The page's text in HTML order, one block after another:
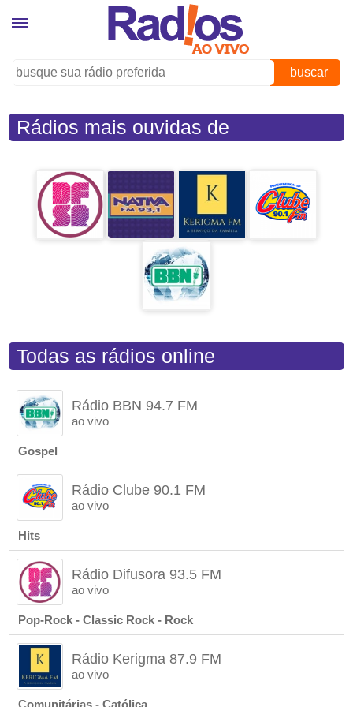
buscar
Rádios mais ouvidas de
Todas as rádios online
Rádio BBN 94.7 FM
ao vivo
Gospel
Rádio Clube 90.1 FM
ao vivo
Hits
Rádio Difusora 93.5 FM
ao vivo
Pop-Rock - Classic Rock - Rock
Rádio Kerigma 87.9 FM
ao vivo
Comunitárias - Católica